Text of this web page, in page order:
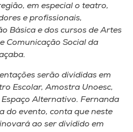
em especial o teatro,
e profissionais,
Básica e dos cursos de Artes
Comunicação Social da
serão divididas em
Escolar, Amostra Unoesc,
Espaço Alternativo. Fernanda
do evento, conta que neste
ao ser dividido em